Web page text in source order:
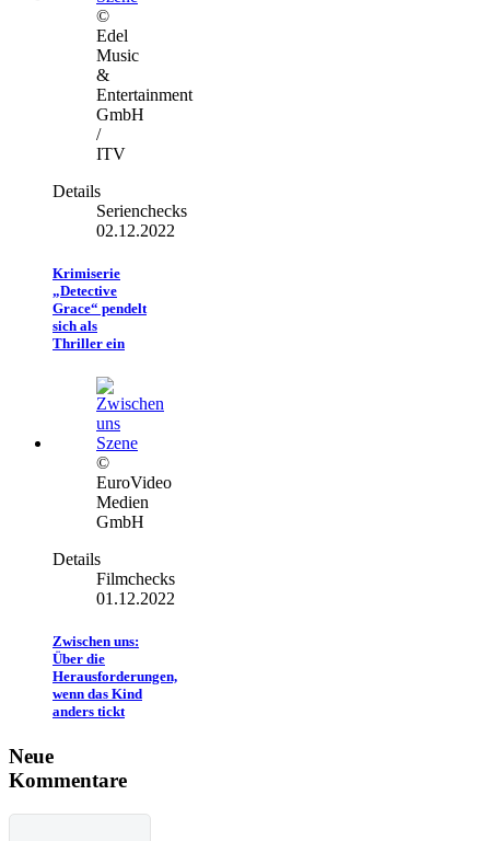
©
Edel
Music
&
Entertainment
GmbH
/
ITV
Details
Serienchecks
02.12.2022
Krimiserie
„Detective
Grace“ pendelt
sich als
Thriller ein
©
EuroVideo
Medien
GmbH
Details
Filmchecks
01.12.2022
Zwischen uns:
Über die
Herausforderungen,
wenn das Kind
anders tickt
Neue
Kommentare